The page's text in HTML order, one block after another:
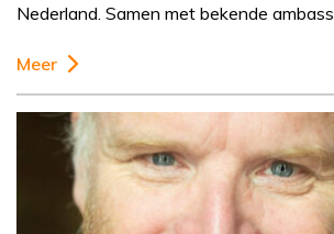
Nederland. Samen met bekende
Meer